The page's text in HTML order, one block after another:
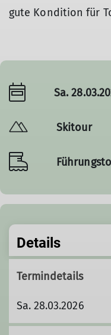
gute Kondition für
Sa.
Skitour
Details
Termindetails
Sa. 28.03.2026